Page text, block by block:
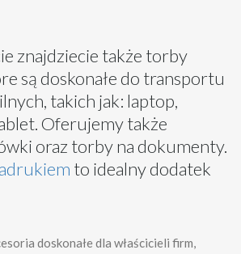
znajdziecie także torby
są doskonałe do transportu
takich jak: laptop,
Oferujemy także
oraz torby na dokumenty.
to idealny dodatek
doskonałe dla właścicieli firm,